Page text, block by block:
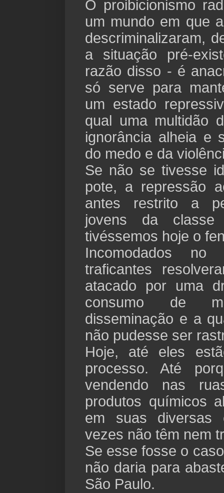
O proibicionismo
um mundo em que
descriminalizaram,
a situação pré-
razão disso - é
só serve para
um estado
qual uma multidão
ignorância alheia e
do medo e da
Se não se tivesse
pote, a repressão
antes restrito a
jovens da
tivéssemos hoje o
Incomodados no
traficantes
atacado por uma
consumo de
disseminação e a
não pudesse ser
Hoje, até eles
processo. Até
vendendo nas
produtos químicos
em suas diversas
vezes não têm nem
Se esse fosse o
não daria para
São Paulo.